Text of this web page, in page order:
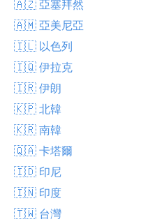
🇦🇿 亞塞拜然
🇦🇲 亞美尼亞
🇮🇱 以色列
🇮🇶 伊拉克
🇮🇷 伊朗
🇰🇵 北韓
🇰🇷 南韓
🇶🇦 卡塔爾
🇮🇩 印尼
🇮🇳 印度
🇹🇼 台灣